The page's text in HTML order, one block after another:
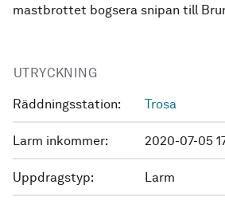
mastbrottet bogsera snipan till
UTRYCKNING
Räddningsstation: Trosa
Larm inkommer: 2020-07-05
Uppdragstyp: Larm